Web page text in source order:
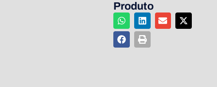
Produto